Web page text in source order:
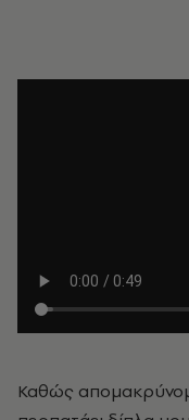
Καθώς απομακρύνομαι, η ξεναγός του μικρού γκρουπ